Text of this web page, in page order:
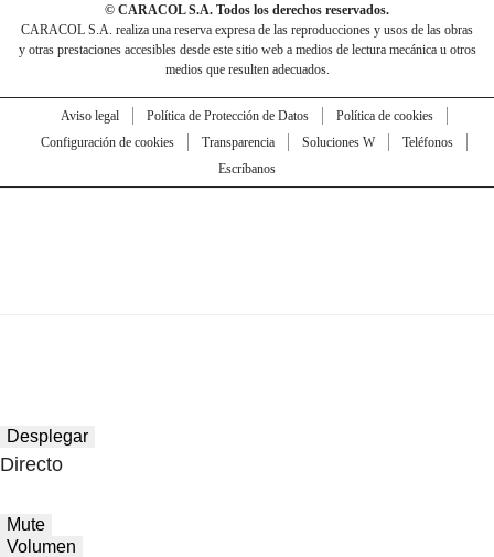
© CARACOL S.A. Todos los derechos reservados.
CARACOL S.A. realiza una reserva expresa de las reproducciones y usos de las obras
y otras prestaciones accesibles desde este sitio web a medios de lectura mecánica u otros
medios que resulten adecuados.
Aviso legal Política de Protección de Datos
Política de cookies
Configuración de cookies
Transparencia Soluciones W
Teléfonos
Escríbanos
Desplegar
Directo
Mute
Volumen